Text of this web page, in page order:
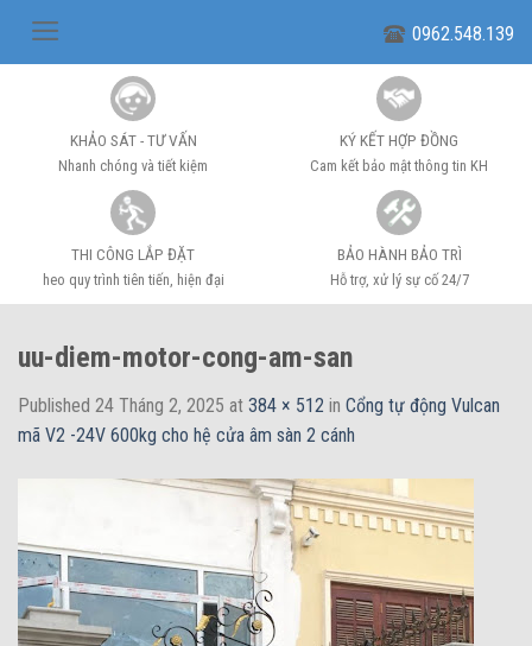
0962.548.139
KHẢO SÁT - TƯ VẤN
Nhanh chóng và tiết kiệm
KÝ KẾT HỢP ĐỒNG
Cam kết bảo mật thông tin KH
THI CÔNG LẮP ĐẶT
heo quy trình tiên tiến, hiện đại
BẢO HÀNH BẢO TRÌ
Hỗ trợ, xử lý sự cố 24/7
uu-diem-motor-cong-am-san
Published 24 Tháng 2, 2025 at 384 × 512 in Cổng tự động Vulcan
mã V2 -24V 600kg cho hệ cửa âm sàn 2 cánh